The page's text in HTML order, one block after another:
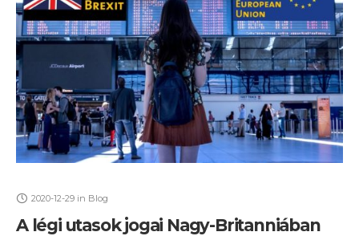
2020-12-29 in Blog
A légi utasok jogai Nagy-Britanniában